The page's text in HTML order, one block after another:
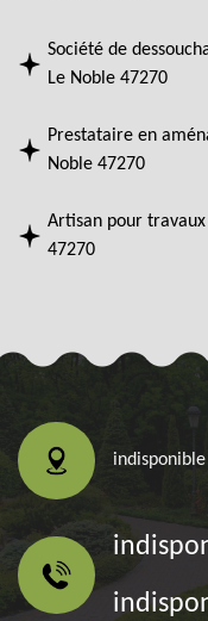
Société de
Le Noble 47270
Prestataire en
Noble 47270
Artisan pour
47270
indisponible